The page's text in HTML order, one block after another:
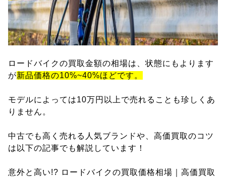
ロードバイクの買取金額の相場は、状態にもよります
が新品価格の10%~40%ほどです。
モデルによっては10万円以上で売れることも珍しくあ
りません。
中古でも高く売れる人気ブランドや、高価買取のコツ
は以下の記事でも解説しています！
意外と高い!? ロードバイクの買取価格相場｜高価買取